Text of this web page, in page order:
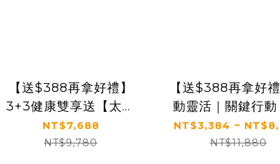
【送$388再拿好禮】
3+3健康雙享送【太陽
星x食技研】青春好眠三
效關鍵組｜太陽星克菲
NT$7,688
NT$9,780
【送$388再拿好
動靈活｜關鍵行動
康好眠＋益生菌｜
陽星】全效克菲爾
NT$3,384 ~
NT$11,880